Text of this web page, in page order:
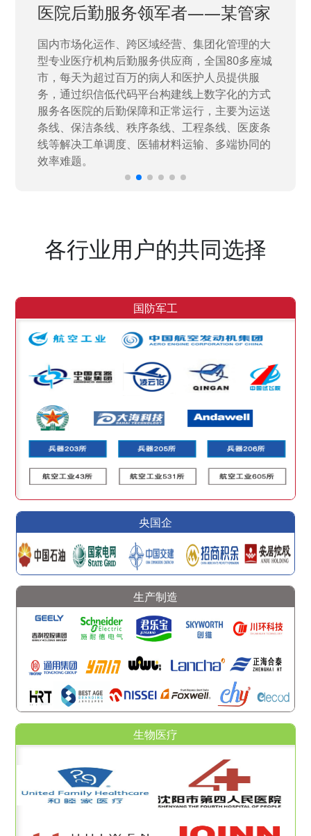
中国兵器工业集团——银光化学
国家“一五”期间156个重点项目之一。属于国家
高新技术企业，在信息化升级建设中，存在大
量“小、散、碎”的信息化需求，需要投入大量人
力资源进行开发，通过引入织信低代码平台，解
决当下遇到的各类业务难题，提升整体的IT研发
效率。
各行业用户的共同选择
国防军工
央国企
生产制造
生物医疗